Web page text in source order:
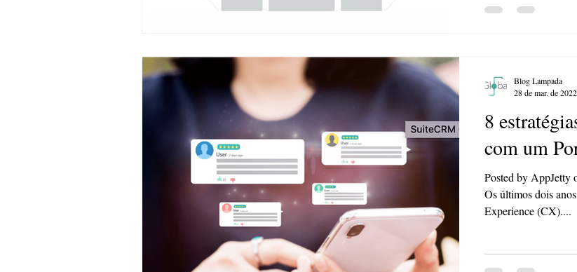
8
com um
Posted by AppJetty
Os últimos dois
Experience (CX)....
Blog Lampada
28 de mar. de 2022